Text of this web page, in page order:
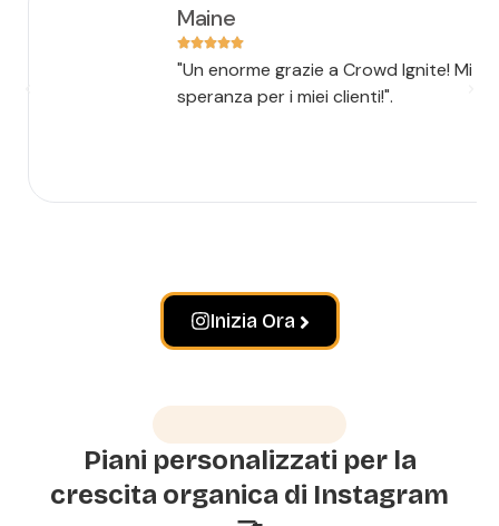
Maine
"Un enorme grazie a Crowd Ignite! Mi
speranza per i miei clienti!".
Inizia Ora
Piani personalizzati per la
crescita organica di Instagram